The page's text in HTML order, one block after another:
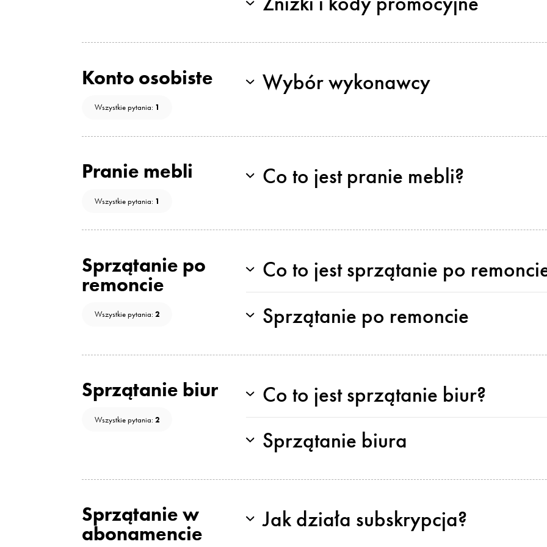
Konto osobiste
Wszystkie pytania: 1
Wybór wykonawcy
Pranie mebli
Wszystkie pytania: 1
Co to jest pranie mebli?
Sprzątanie po
remoncie
Wszystkie pytania: 2
Co to jest sprzątanie po
Sprzątanie po remoncie
Sprzątanie biur
Wszystkie pytania: 2
Co to jest sprzątanie biur?
Sprzątanie biura
Sprzątanie w
abonamencie
Jak działa subskrypcja?